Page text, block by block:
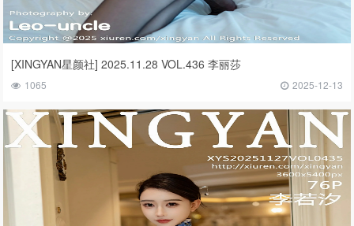
[XINGYAN星颜社] 2025.11.28 VOL.436 李丽莎
1065 2025-12-13